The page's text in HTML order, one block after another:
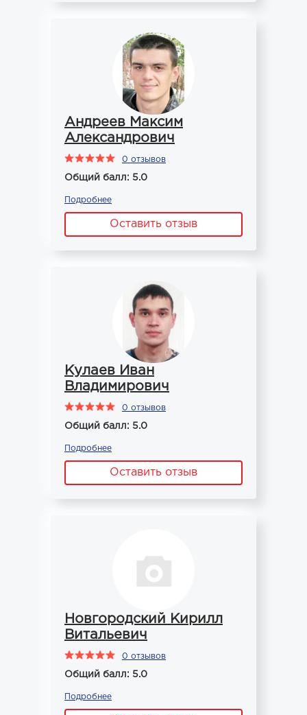
Андреев Максим
Александрович
0 отзывов
Общий балл: 5.0
Подробнее
Оставить отзыв
Кулаев Иван
Владимирович
0 отзывов
Общий балл: 5.0
Подробнее
Оставить отзыв
Новгородский Кирилл
Витальевич
0 отзывов
Общий балл: 5.0
Подробнее